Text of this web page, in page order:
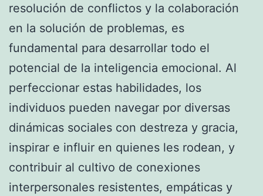
resolución de conflictos y la colaboración
en la solución de problemas, es
fundamental para desarrollar todo el
potencial de la inteligencia emocional. Al
perfeccionar estas habilidades, los
individuos pueden navegar por diversas
dinámicas sociales con destreza y gracia,
inspirar e influir en quienes les rodean, y
contribuir al cultivo de conexiones
interpersonales resistentes, empáticas y